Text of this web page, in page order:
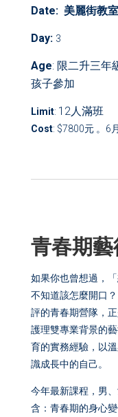
Date: 美麗街教
Day: 3
Age: 限二升三年
孩子參加
Limit: 12人滿班
Cost: $7800元 。6
青春期
如果你也曾想過，
不知道該怎麼開口
評的青春期營隊，
護理雙專業背景的
育的實務經驗，以
識成長中的自己。
今年最新課程，男
含：青春期的身心